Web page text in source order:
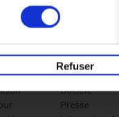
Refuser
Business
Ventes
Société
Presse